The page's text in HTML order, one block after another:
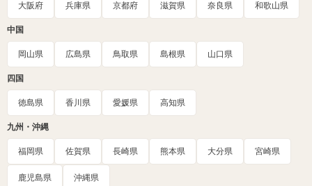
大阪府 兵庫県 京都府 滋賀県 奈良県 和歌山県
中国
岡山県 広島県 鳥取県 島根県 山口県
四国
徳島県 香川県 愛媛県 高知県
九州・沖縄
福岡県 佐賀県 長崎県 熊本県 大分県 宮崎県
鹿児島県 沖縄県